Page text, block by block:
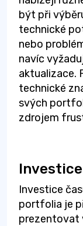
být při
technické
nebo
navíc
aktualizace.
technické
svých
zdrojem
Investice
portfolia je
prezentovat